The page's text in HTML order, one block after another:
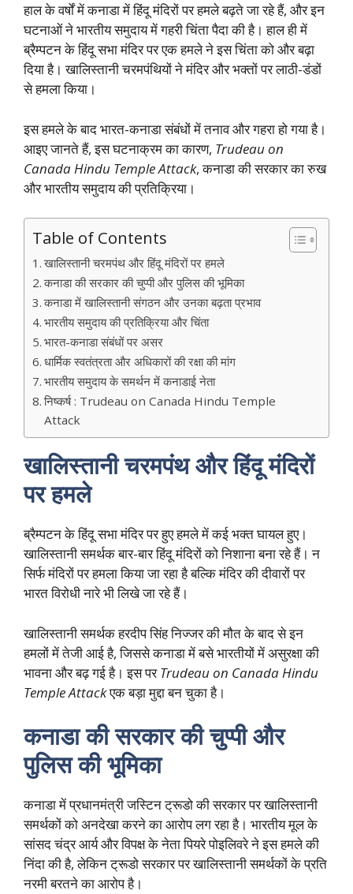
हाल के वर्षों में कनाडा में हिंदू मंदिरों पर हमले बढ़ते जा रहे हैं, और इन
घटनाओं ने भारतीय समुदाय में गहरी चिंता पैदा की है। हाल ही में
ब्रैम्पटन के हिंदू सभा मंदिर पर एक हमले ने इस चिंता को और बढ़ा
दिया है। खालिस्तानी चरमपंथियों ने मंदिर और भक्तों पर लाठी-डंडों
से हमला किया।
इस हमले के बाद भारत-कनाडा संबंधों में तनाव और गहरा हो गया है।
आइए जानते हैं, इस घटनाक्रम का कारण, Trudeau on
Canada Hindu Temple Attack, कनाडा की सरकार का रुख
और भारतीय समुदाय की प्रतिक्रिया।
Table of Contents
खालिस्तानी चरमपंथ और हिंदू मंदिरों पर हमले
कनाडा की सरकार की चुप्पी और पुलिस की भूमिका
कनाडा में खालिस्तानी संगठन और उनका बढ़ता प्रभाव
भारतीय समुदाय की प्रतिक्रिया और चिंता
भारत-कनाडा संबंधों पर असर
धार्मिक स्वतंत्रता और अधिकारों की रक्षा की मांग
भारतीय समुदाय के समर्थन में कनाडाई नेता
निष्कर्ष : Trudeau on Canada Hindu Temple
Attack
खालिस्तानी चरमपंथ और हिंदू मंदिरों
पर हमले
ब्रैम्पटन के हिंदू सभा मंदिर पर हुए हमले में कई भक्त घायल हुए।
खालिस्तानी समर्थक बार-बार हिंदू मंदिरों को निशाना बना रहे हैं। न
सिर्फ मंदिरों पर हमला किया जा रहा है बल्कि मंदिर की दीवारों पर
भारत विरोधी नारे भी लिखे जा रहे हैं।
खालिस्तानी समर्थक हरदीप सिंह निज्जर की मौत के बाद से इन
हमलों में तेजी आई है, जिससे कनाडा में बसे भारतीयों में असुरक्षा की
भावना और बढ़ गई है। इस परTrudeau on Canada Hindu
Temple Attackएक बड़ा मुद्दा बन चुका है।
कनाडा की सरकार की चुप्पी और
पुलिस की भूमिका
कनाडा में प्रधानमंत्री जस्टिन ट्रूडो की सरकार पर खालिस्तानी
समर्थकों को अनदेखा करने का आरोप लग रहा है। भारतीय मूल के
सांसद चंद्र आर्य और विपक्ष के नेता पियरे पोइलिवरे ने इस हमले की
निंदा की है, लेकिन ट्रूडो सरकार पर खालिस्तानी समर्थकों के प्रति
नरमी बरतने का आरोप है।